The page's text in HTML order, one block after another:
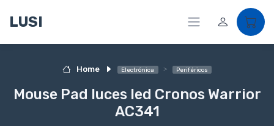
LUSI
Home Electrónica Periféricos
Mouse Pad luces led Cronos Warrior
AC341